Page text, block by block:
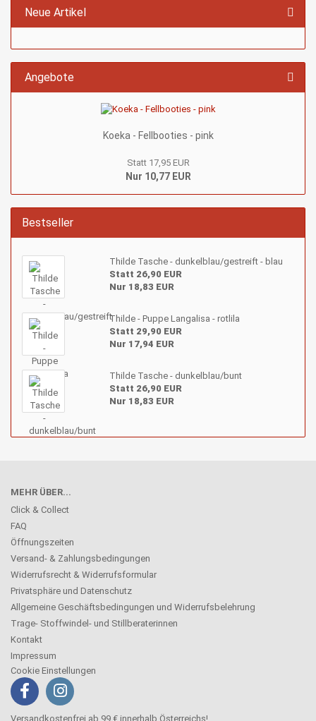
Neue Artikel
Angebote
Koeka - Fellbooties - pink
Statt 17,95 EUR
Nur 10,77 EUR
Bestseller
Thilde Tasche - dunkelblau/gestreift - blau
Statt 26,90 EUR
Nur 18,83 EUR
Thilde - Puppe Langalisa - rotlila
Statt 29,90 EUR
Nur 17,94 EUR
Thilde Tasche - dunkelblau/bunt
Statt 26,90 EUR
Nur 18,83 EUR
MEHR ÜBER...
Click & Collect
FAQ
Öffnungszeiten
Versand- & Zahlungsbedingungen
Widerrufsrecht & Widerrufsformular
Privatsphäre und Datenschutz
Allgemeine Geschäftsbedingungen und Widerrufsbelehrung
Trage- Stoffwindel- und Stillberaterinnen
Kontakt
Impressum
Cookie Einstellungen
Versandkostenfrei ab 99 € innerhalb Österreichs!